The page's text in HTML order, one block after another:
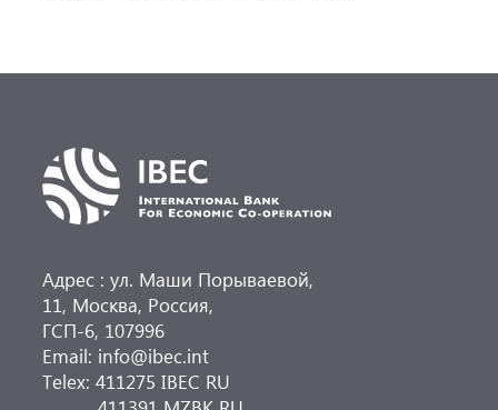
Адрес : ул. Маши Порываевой,
11, Москва, Россия,
ГСП-6, 107996
Email: info@ibec.int
Telex: 411275 IBEC RU